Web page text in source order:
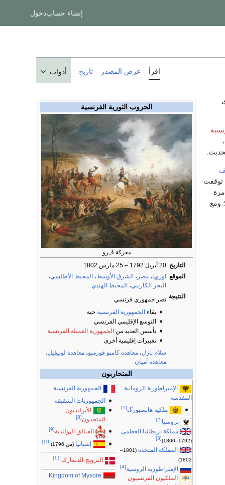
إنشاء حسابدخول
اقرأ عرض المصدر تاريخ أدوات
الحروب الثورية الفرنسية
معركة ڤـِرو
التاريخ 20 أبريل 1792 – 25 مارس 1802
الموقع
اوروپا، مصر ، الشرق الأوسط، المحيط الأطلسي،
البحر الكاريبي، المحيط الهندي
النتيجة نصر جمهوري فرنسي
بقاء الجمهورية الفرنسية حية
التوسع الإقليمي الفرنسي
تأسس العديد من الجمهورية العميلة الفرنسية
تغييرات إقليمية أخرى
سلام بازل، معاهدة كامپو فورميو، معاهدة لونيڤيل،
معاهدة أميان
المتحاربون
الإمبراطورية الرومانية
المقدسة
ملكية هابسبورگ[1]
بروسيا[2]
مملكة بريطانيا العظمى
(1792–1800)
[3]
المملكة المتحدة
(1801–
1802)
الإمبراطورية الروسية[4]
الملكيون الفرنسيون
الجمهورية الفرنسية
الجمهوريات الشقيقة
الأيرلنديون
المتحدون[8]
الفيالق الپولندية[9]
إسپانيا (من 1796) [10]
النرويج-الدنمارك[11]
Kingdom of Mysore
،
من عام 1793 حتى 1802. توقفت
مرة
ومع